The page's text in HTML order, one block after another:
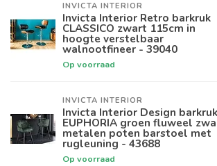
INVICTA INTERIOR
Invicta Interior Retro barkruk
CLASSICO zwart 115cm in
hoogte verstelbaar
walnootfineer - 39040
Op voorraad
INVICTA INTERIOR
Invicta Interior Design barkruk
EUPHORIA groen fluweel
metalen poten barstoel met
rugleuning - 43688
Op voorraad